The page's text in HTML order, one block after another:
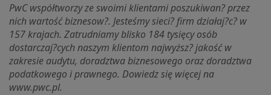
PwC współtworzy ze swoimi klientami poszukiwan? przez
nich wartość biznesow?. Jesteśmy sieci? firm działaj?c? w
157 krajach. Zatrudniamy blisko 184 tysięcy osób
dostarczaj?cych naszym klientom najwyższ? jakość w
zakresie audytu, doradztwa biznesowego oraz doradztwa
podatkowego i prawnego. Dowiedz się więcej na
www.pwc.pl.